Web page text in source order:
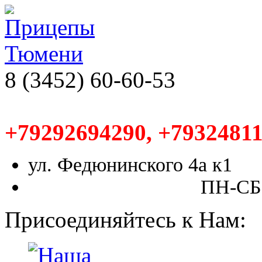
8 (3452) 60-60-53
+79292694290,
ул. Федюнинского 4а к1
ПН-СБ,
Присоединяйтесь к Нам: